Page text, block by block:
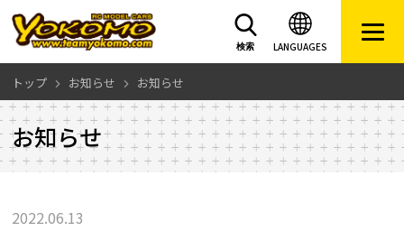
LANGUAGES
検索
トップ お知らせ お知らせ
お知らせ
2022.06.13